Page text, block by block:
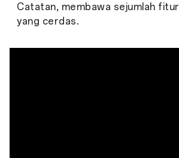
Catatan, membawa sejumlah
yang cerdas.